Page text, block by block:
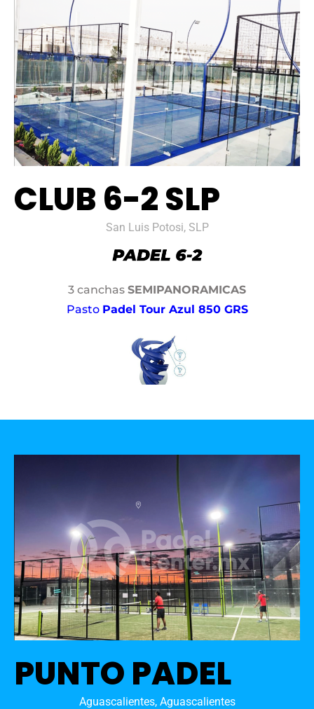
CLUB 6-2 SLP
San Luis Potosi, SLP
3 canchas SEMIPANORAMICAS
Pasto Padel Tour Azul 850 GRS
PUNTO PADEL
Aguascalientes, Aguascalientes